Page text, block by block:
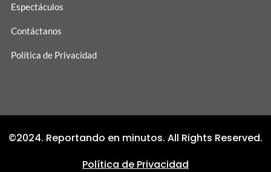
Espectáculos
Contáctanos
Política de Privacidad
©2024. Reportando en minutos. All Rights Reserved.
Política de Privacidad